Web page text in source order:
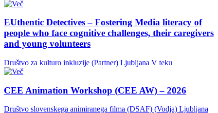
EUthentic Detectives – Fostering Media literacy of
people who face cognitive challenges, their caregivers
and young volunteers
Društvo za kulturo inkluzije (Partner) Ljubljana V teku
CEE Animation Workshop (CEE AW) – 2026
Društvo slovenskega animiranega filma (DSAF) (Vodja) Ljubljana